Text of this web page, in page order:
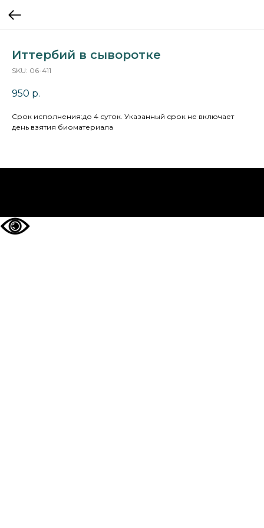
Иттербий в сыворотке
SKU: 06-411
950 р.
Cрок исполнения:до 4 суток. Указанный срок не включает
день взятия биоматериала